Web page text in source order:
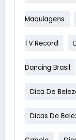
Maquiagens
TV Record
Dancing Brasil
Dica De
Dicas De